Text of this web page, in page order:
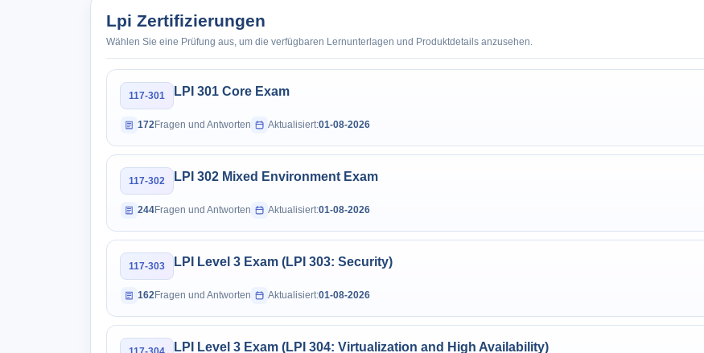
Lpi Zertifizierungen
Wählen Sie eine Prüfung aus, um die verfügbaren Lernunterlagen und Produktdetails anzusehen.
117-301 LPI 301 Core Exam
172Fragen und Antworten Aktualisiert:01-08-2026
117-302 LPI 302 Mixed Environment Exam
244Fragen und Antworten Aktualisiert:01-08-2026
117-303 LPI Level 3 Exam (LPI 303: Security)
162Fragen und Antworten Aktualisiert:01-08-2026
LPI Level 3 Exam (LPI 304: Virtualization and High Availability)